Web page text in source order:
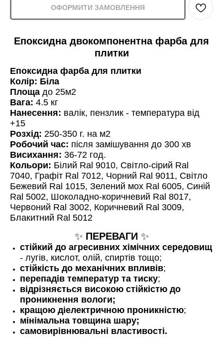
ОФОРМИТИ ЗАМОВЛЕННЯ
Епоксидна двокомпонентна фарба для
плитки
Епоксидна фарба для плитки
Колір: Біла
Площа до 25м2
Вага: 4.5 кг
Нанесення: валік, пензлик - температура від
+15
Розхід: 250-350 г. на м2
Робочий час: після замішування до 300 хв
Висихання: 36-72 год.
Кольори: Білий Ral 9010, Світло-сірий Ral
7040, Графіт Ral 7012, Чорний Ral 9011, Світло
Бежевий Ral 1015, Зелений мох Ral 6005, Синій
Ral 5002, Шоколадно-коричневий Ral 8017,
Червоний Ral 3002, Коричневий Ral 3009,
Блакитний Ral 5012
✨ ПЕРЕВАГИ ✨
стійкий до агресивних хімічних середовищ
- лугів, кислот, олій, спиртів тощо;
стійкість до механічних впливів;
перепадів температур та тиску;
відрізняється високою стійкістю до
проникнення вологи;
кращою діелектричною проникністю;
мінімальна товщина шару;
самовирівнювальні властивості.